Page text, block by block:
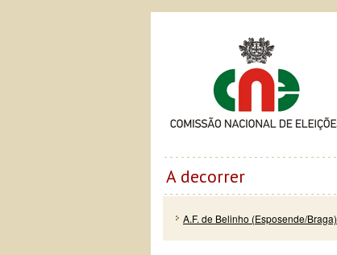
A decorrer
A.F. de Belinho (Esposende/Braga)